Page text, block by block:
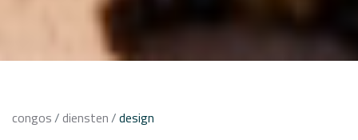
congos diensten design